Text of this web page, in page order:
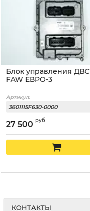
Блок управления ДВС
FAW ЕВРО-3
Артикул:
3601115F630-0000
27 500 руб
КОНТАКТЫ